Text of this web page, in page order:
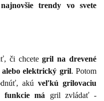
trendy vo svete
či chcetegril na drevené
elektrický gril. Potom
akúveľkú grilovaciu
funkcie má gril zvládať -